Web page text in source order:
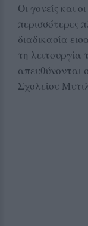
Οι γονείς και
περισσότερες
διαδικασία
τη λειτουργία
απευθύνονται
Σχολείου